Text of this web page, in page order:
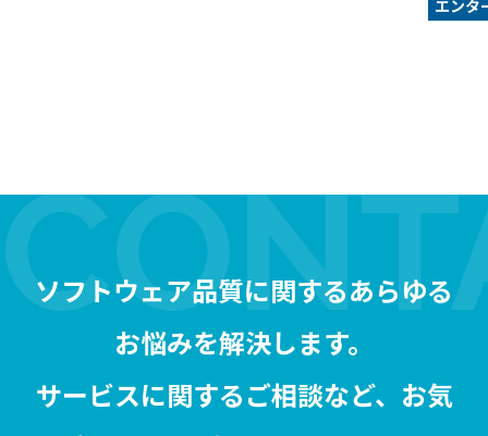
エンタ
ソフトウェア品質に関するあらゆる
お悩みを解決します。
サービスに関するご相談など、お気